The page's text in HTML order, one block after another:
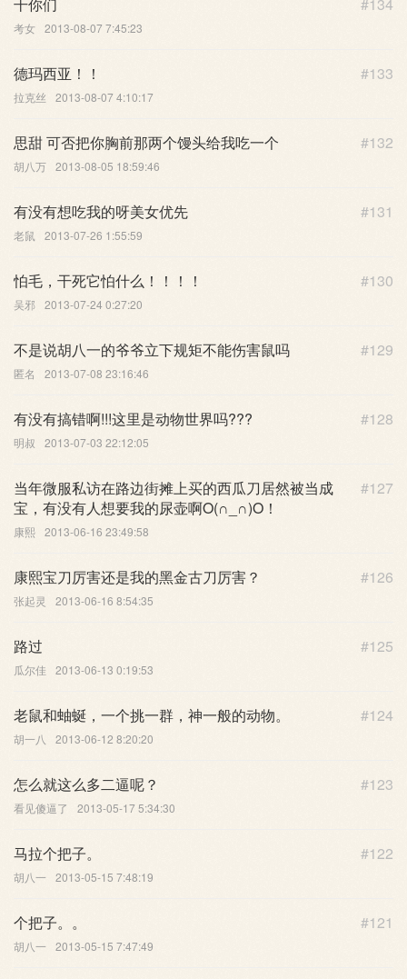
考女 2013-08-07 7:45:23
#133
德玛西亚！！
拉克丝 2013-08-07 4:10:17
#132
思甜 可否把你胸前那两个馒头给我吃一个
胡八万 2013-08-05 18:59:46
#131
有没有想吃我的呀美女优先
老鼠 2013-07-26 1:55:59
#130
怕毛，干死它怕什么！！！！
吴邪 2013-07-24 0:27:20
#129
不是说胡八一的爷爷立下规矩不能伤害鼠吗
匿名 2013-07-08 23:16:46
#128
有没有搞错啊!!!这里是动物世界吗???
明叔 2013-07-03 22:12:05
#127
当年微服私访在路边街摊上买的西瓜刀居然被当成
宝，有没有人想要我的尿壶啊O(∩_∩)O！
康熙 2013-06-16 23:49:58
#126
康熙宝刀厉害还是我的黑金古刀厉害？
张起灵 2013-06-16 8:54:35
#125
路过
瓜尔佳 2013-06-13 0:19:53
#124
老鼠和蚰蜒，一个挑一群，神一般的动物。
胡一八 2013-06-12 8:20:20
#123
怎么就这么多二逼呢？
看见傻逼了 2013-05-17 5:34:30
#122
马拉个把子。
胡八一 2013-05-15 7:48:19
#121
个把子。。
胡八一 2013-05-15 7:47:49